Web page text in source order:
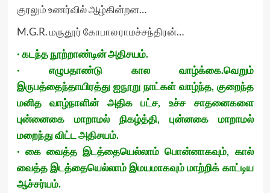
குரலும் உணர்வில் ஆழ்கின்றன…
M.G.R. மருதூர் கோபால ராமச்சந்திரன்…
· கடந்த நூற்றாண்டின் அதிசயம்.
· எழுபதாண்டு கால வாழ்க்கை.வெறும்
இருபத்தைந்தாயிரத்து ஐநூறு நாட்கள் வாழ்ந்த, குறைந்த
மனித வாழ்நாளின் அதிக பட்ச, உச்ச சாதனைகளை
புன்னைகை மாறாமல் நிகழ்த்தி, புன்னகை மாறாமல்
மறைந்து விட்ட அதிசயம்.
· கை வைத்த இடத்தையெல்லாம் பொன்னாகவும், கால்
வைத்த இடத்தையெல்லாம் இமயமாகவும் மாற்றிக் காட்டிய
ஆச்சர்யம்.